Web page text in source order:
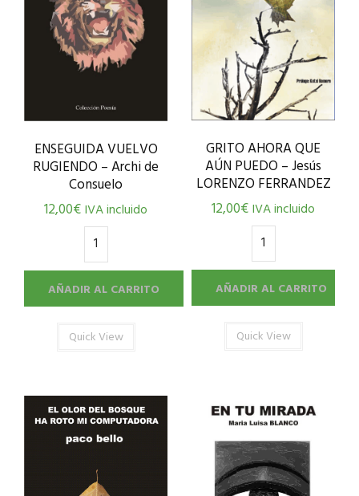
ENSEGUIDA VUELVO
RUGIENDO – Archi de
Consuelo
12,00€IVA incluido
AÑADIR AL CARRITO
Quick View
GRITO AHORA QUE
AÚN PUEDO – Jesús
LORENZO FERRANDEZ
12,00€IVA incluido
AÑADIR AL CARRITO
Quick View